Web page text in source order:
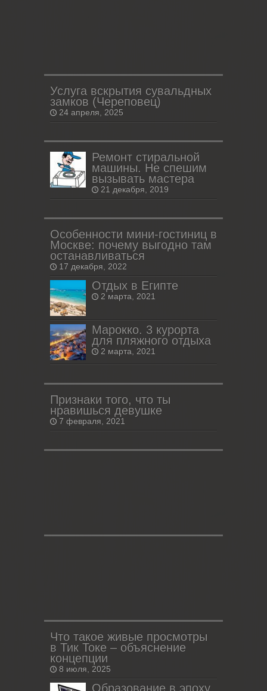
Услуга вскрытия сувальдных
замков (Череповец)
24 апреля, 2025
Ремонт стиральной
машины. Не спешим
вызывать мастера
21 декабря, 2019
Особенности мини-гостиниц в
Москве: почему выгодно там
останавливаться
17 декабря, 2022
Отдых в Египте
2 марта, 2021
Марокко. 3 курорта
для пляжного отдыха
2 марта, 2021
Признаки того, что ты
нравишься девушке
7 февраля, 2021
Что такое живые просмотры
в Тик Токе – объяснение
концепции
8 июля, 2025
Образование в эпоху